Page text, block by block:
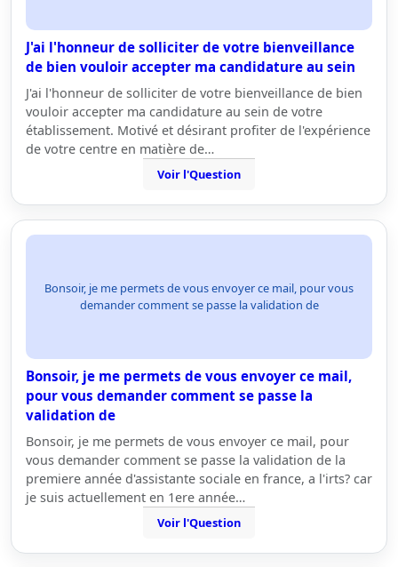
J'ai l'honneur de solliciter de votre bienveillance
de bien vouloir accepter ma candidature au sein
J'ai l'honneur de solliciter de votre bienveillance de bien
vouloir accepter ma candidature au sein de votre
établissement. Motivé et désirant profiter de l'expérience
de votre centre en matière de…
Voir l'Question
Bonsoir, je me permets de vous envoyer ce mail, pour vous
demander comment se passe la validation de
Bonsoir, je me permets de vous envoyer ce mail,
pour vous demander comment se passe la
validation de
Bonsoir, je me permets de vous envoyer ce mail, pour
vous demander comment se passe la validation de la
premiere année d'assistante sociale en france, a l'irts? car
je suis actuellement en 1ere année…
Voir l'Question